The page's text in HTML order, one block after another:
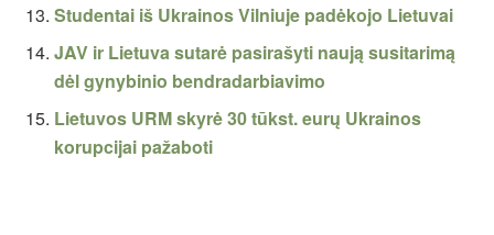
Studentai iš Ukrainos Vilniuje padėkojo Lietuvai
JAV ir Lietuva sutarė pasirašyti naują susitarimą
dėl gynybinio bendradarbiavimo
Lietuvos URM skyrė 30 tūkst. eurų Ukrainos
korupcijai pažaboti